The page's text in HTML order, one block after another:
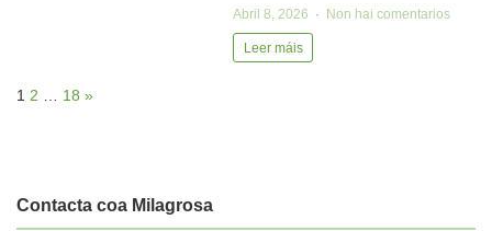
Abril 8, 2026 Non hai comentarios
Leer máis
1 2 … 18 »
Contacta coa Milagrosa